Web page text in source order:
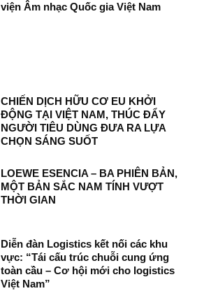
viện Âm nhạc Quốc gia Việt Nam
CHIẾN DỊCH HỮU CƠ EU KHỞI
ĐỘNG TẠI VIỆT NAM, THÚC ĐẨY
NGƯỜI TIÊU DÙNG ĐƯA RA LỰA
CHỌN SÁNG SUỐT
LOEWE ESENCIA – BA PHIÊN BẢN,
MỘT BẢN SẮC NAM TÍNH VƯỢT
THỜI GIAN
Diễn đàn Logistics kết nối các khu
vực: “Tái cấu trúc chuỗi cung ứng
toàn cầu – Cơ hội mới cho logistics
Việt Nam”